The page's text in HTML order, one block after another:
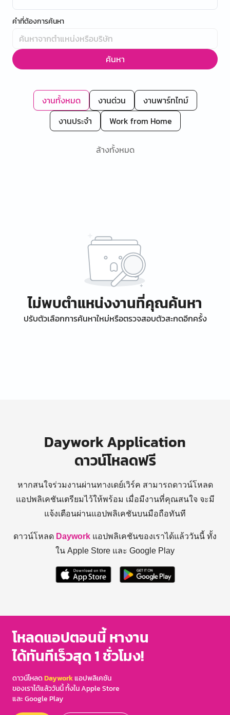
คำที่ต้องการค้นหา
ค้นหา
งานทั้งหมด งานด่วน
งานพาร์ทไทม์
งานประจำ
Work from Home
ล้างทั้งหมด
ไม่พบตำแหน่งงานที่คุณค้นหา
ปรับตัวเลือกการค้นหาใหม่หรือตรวจสอบตัวสะกดอีกครั้ง
Daywork Application
ดาวน์โหลดฟรี
หากสนใจร่วมงานผ่านทางเดย์เวิร์ค สามารถดาวน์โหลด
แอปพลิเคชันเตรียมไว้ให้พร้อม เมื่อมีงานที่คุณสนใจ จะมี
แจ้งเตือนผ่านแอปพลิเคชันบนมือถือทันที
ดาวน์โหลด Daywork แอปพลิเคชันของเราได้แล้ววันนี้ ทั้ง
ใน Apple Store และ Google Play
โหลดแอปตอนนี้ หางาน
ได้ทันทีเร็วสุด 1 ชั่วโมง!
ดาวน์โหลดDayworkแอปพลิเคชัน
ของเราได้แล้ววันนี้ ทั้งใน Apple Store
และ Google Play